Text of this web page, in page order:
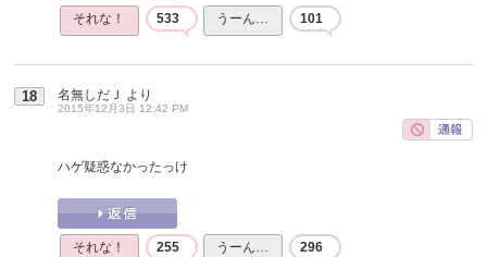
それな！ 533 うーん… 101
18 名無しだＪ より
2015年12月3日 12:42 PM
ハゲ疑惑なかったっけ
それな！ 255 うーん… 296